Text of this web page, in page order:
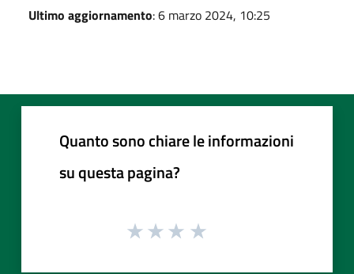
Ultimo aggiornamento: 6 marzo 2024, 10:25
Quanto sono chiare le informazioni
su questa pagina?